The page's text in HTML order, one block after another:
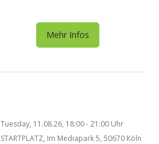
Mehr Infos
Tuesday, 11.08.26, 18:00 - 21:00 Uhr
STARTPLATZ, Im Mediapark 5, 50670 Köln